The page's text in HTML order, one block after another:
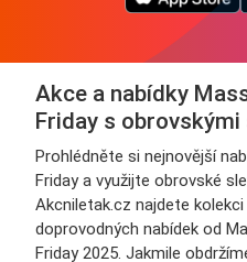
Akce a nabídky
Friday s obrovskými
Prohlédněte si nejnovější
Friday a využijte obrovské
Akcniletak.cz najdete
doprovodných nabídek od
Friday 2025. Jakmile